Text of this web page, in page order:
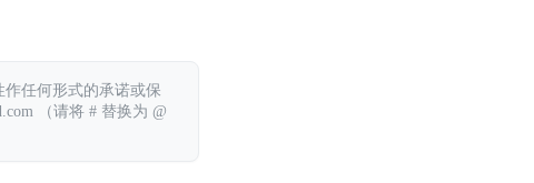
任何形式的承诺或保
（请将 # 替换为 @